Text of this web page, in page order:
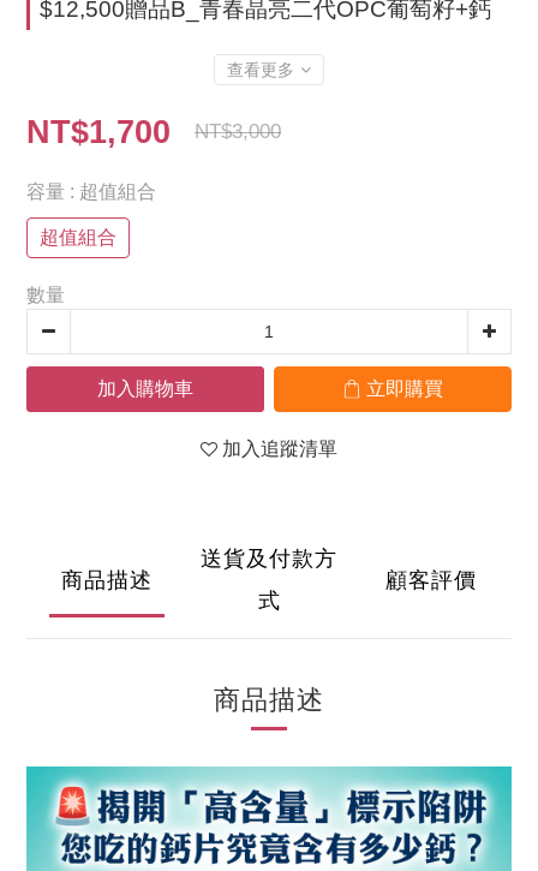
$12,500贈品B_青春晶亮二代OPC葡萄籽+鈣
查看更多
NT$1,700 NT$3,000
容量 : 超值組合
超值組合
數量
加入購物車 立即購買
加入追蹤清單
商品描述
送貨及付款方
式
顧客評價
商品描述